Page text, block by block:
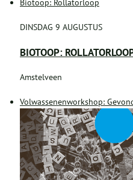
DINSDAG 9 AUGUSTUS
BIOTOOP:
Amstelveen
Volwassenenworkshop: